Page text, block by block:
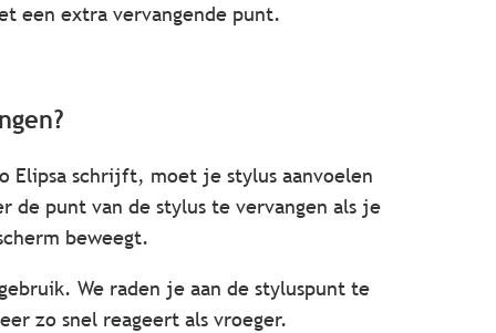
een extra vervangende punt.
Elipsa schrijft, moet je stylus aanvoelen
de punt van de stylus te vervangen als je
beweegt.
We raden je aan de styluspunt te
zo snel reageert als vroeger.